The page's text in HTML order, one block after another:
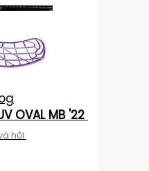
OVAL MB '22
hůl